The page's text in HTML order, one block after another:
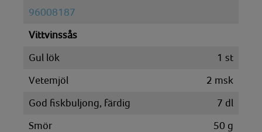
96008187
Vittvinssås
Gul lök
1 st
Vetemjöl
2 msk
God fiskbuljong, färdig
7 dl
Smör
50 g